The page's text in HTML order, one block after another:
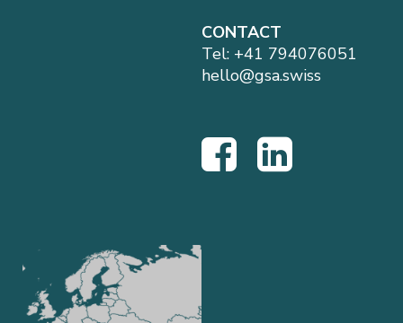
CONTACT
Tel: +41 794076051
hello@gsa.swiss